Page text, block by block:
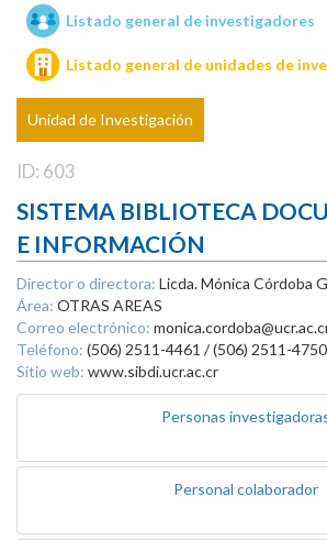
Unidades de investigación
Listado general de investigadores
Listado general de unidades de
Unidad de Investigación
ID: 603
SISTEMA BIBLIOTECA
E INFORMACIÓN
Director o directora: Licda. Mónica Córdoba
Área: OTRAS AREAS
Correo electrónico:
Teléfono: (506) 2511-4461 / (506) 2511-4750
Sitio web: www.sibdi.ucr.ac.cr
Personas
Personal colaborador